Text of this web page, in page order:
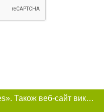
Цей сайт використовує «cookies». Також веб-сайт використовує інтернет-сервіс для збору технічних даних стосовно відвідувачів з метою отримання маркетингової та статистичної інформації. Умови обробки даних відвідувачів сайту див.